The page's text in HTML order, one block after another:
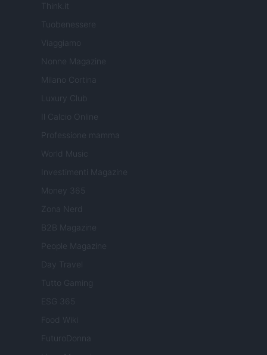
Think.it
Tuobenessere
Viaggiamo
Nonne Magazine
Milano Cortina
Luxury Club
Il Calcio Online
Professione mamma
World Music
Investimenti Magazine
Money 365
Zona Nerd
B2B Magazine
People Magazine
Day Travel
Tutto Gaming
ESG 365
Food Wiki
FuturoDonna